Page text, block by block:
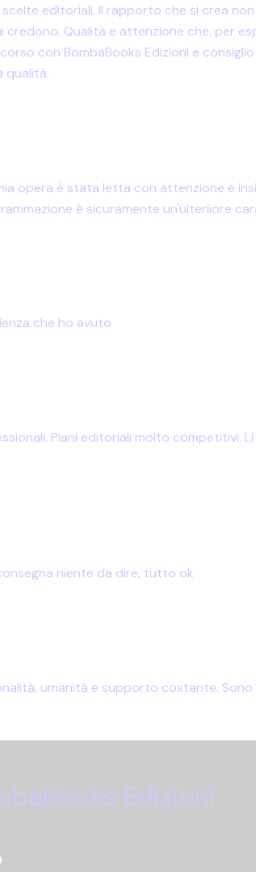
editoriali. Il rapporto che si crea
Qualità e attenzione che, per
con BombaBooks Edizioni e
qualità.
opera è stata letta con attenzione e
è sicuramente un'ulteriiore
che ho avuto
Piani editoriali molto competitivi.
niente da dire, tutto ok
umanità e supporto costante.